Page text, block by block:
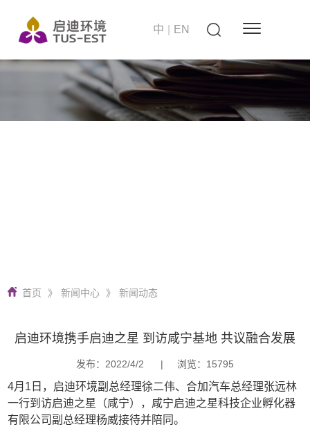
中 EN
首页 》 新闻中心 》 新闻动态
启迪环境携手启迪之星 到访咸宁基地 共议融合发展
发布：2022/4/2 | 浏览：15795
4月1日，启迪环境副总经理徐二伟、合加汽车总经理张远林
一行到访启迪之星（咸宁），咸宁启迪之星科技企业孵化器
有限公司副总经理杨威接待并陪同。